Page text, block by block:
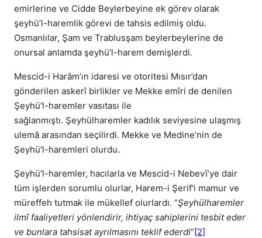
emirlerine ve Cidde Beylerbeyine ek görev olarak
şeyhü’l-haremlik görevi de tahsis edilmiş oldu.
Osmanlılar, Şam ve Trablusşam beylerbeylerine de
onursal anlamda şeyhü’l-harem demişlerdi.
Mescid-i Harâm’ın idaresi ve otoritesi Mısır’dan
gönderilen askerî birlikler ve Mekke emîri de denilen
Şeyhü'l-haremler vasıtası ile
sağlanmıştı. Şeyhülharemler kadılık seviyesine ulaşmış
ulemâ arasından seçilirdi. Mekke ve Medine’nin de
Şeyhü'l-haremleri olurdu.
Şeyhü'l-haremler, hacılarla ve Mescid-i Nebevî’ye dair
tüm işlerden sorumlu olurlar, Harem-i Şerif'i mamur ve
müreffeh tutmak ile mükellef olurlardı. “Şeyhülharemler
ilmî faaliyetleri yönlendirir, ihtiyaç sahiplerini tesbit eder
ve bunlara tahsisat ayrılmasını teklif ederdi”[2]